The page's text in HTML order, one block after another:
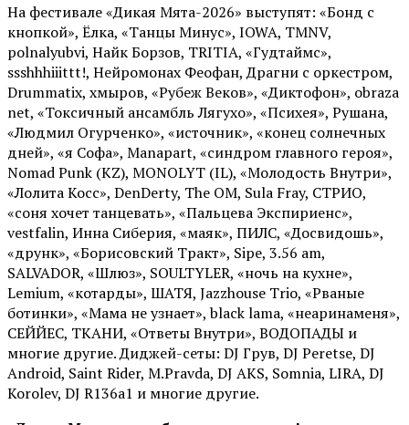
На фестивале «Дикая Мята-2026» выступят: «Бонд с
кнопкой», Ёлка, «Танцы Минус», IOWA, TMNV,
polnalyubvi, Найк Борзов, TRITIA, «Гудтаймс»,
ssshhhiiittt!, Нейромонах Феофан, Драгни с оркестром,
Drummatix, хмыров, «Рубеж Веков», «Диктофон», obraza
net, «Токсичный ансамбль Лягухо», «Психея», Рушана,
«Людмил Огурченко», «источник», «конец солнечных
дней», «я Софа», Manapart, «синдром главного героя»,
Nomad Punk (KZ), MONOLYT (IL), «Молодость Внутри»,
«Лолита Косс», DenDerty, The OM, Sula Fray, СТРИО,
«соня хочет танцевать», «Пальцева Экспириенс»,
vestfalin, Инна Сиберия, «маяк», ПИЛС, «Досвидошь»,
«друнк», «Борисовский Тракт», Sipe, 3.56 am,
SALVADOR, «Шлюз», SOULTYLER, «ночь на кухне»,
Lemium, «котарды», ШАТЯ, Jazzhouse Trio, «Рваные
ботинки», «Мама не узнает», black lama, «неаринаменя»,
СЕЙЙЕС, ТКАНИ, «Ответы Внутри», ВОДОПАДЫ и
многие другие. Диджей-сеты: DJ Грув, DJ Peretse, DJ
Android, Saint Rider, М.Pravda, DJ AKS, Somnia, LIRA, DJ
Korolev, DJ R136a1 и многие другие.